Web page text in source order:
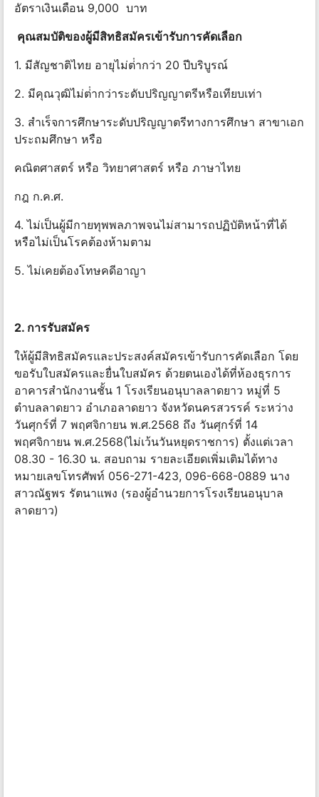
อัตราเงินเดือน 9,000 บาท
คุณสมบัติของผู้มีสิทธิสมัครเข้ารับการคัดเลือก
1. มีสัญชาติไทย อายุไม่ต่ํากว่า 20 ปีบริบูรณ์
2. มีคุณวุฒิไม่ต่ํากว่าระดับปริญญาตรีหรือเทียบเท่า
3. สําเร็จการศึกษาระดับปริญญาตรีทางการศึกษา สาขาเอก
ประถมศึกษา หรือ
คณิตศาสตร์ หรือ วิทยาศาสตร์ หรือ ภาษาไทย
กฎ ก.ค.ศ.
4. ไม่เป็นผู้มีกายทุพพลภาพจนไม่สามารถปฏิบัติหน้าที่ได้
หรือไม่เป็นโรคต้องห้ามตาม
5. ไม่เคยต้องโทษคดีอาญา
2. การรับสมัคร
ให้ผู้มีสิทธิสมัครและประสงค์สมัครเข้ารับการคัดเลือก โดย
ขอรับใบสมัครและยื่นใบสมัคร ด้วยตนเองได้ที่ห้องธุรการ
อาคารสํานักงานชั้น 1 โรงเรียนอนุบาลลาดยาว หมู่ที่ 5
ตําบลลาดยาว อําเภอลาดยาว จังหวัดนครสวรรค์ ระหว่าง
วันศุกร์ที่ 7 พฤศจิกายน พ.ศ.2568 ถึง วันศุกร์ที่ 14
พฤศจิกายน พ.ศ.2568(ไม่เว้นวันหยุดราชการ) ตั้งแต่เวลา
08.30 - 16.30 น. สอบถาม รายละเอียดเพิ่มเติมได้ทาง
หมายเลขโทรศัพท์ 056-271-423, 096-668-0889 นาง
สาวณัฐพร รัตนาแพง (รองผู้อํานวยการโรงเรียนอนุบาล
ลาดยาว)